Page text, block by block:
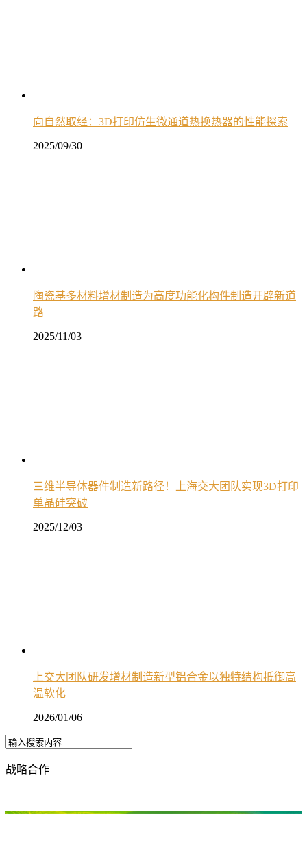
向自然取经：3D打印仿生微通道热换热器的性能探索
2025/09/30
陶瓷基多材料增材制造为高度功能化构件制造开辟新道
路
2025/11/03
三维半导体器件制造新路径！上海交大团队实现3D打印
单晶硅突破
2025/12/03
上交大团队研发增材制造新型铝合金以独特结构抵御高
温软化
2026/01/06
战略合作